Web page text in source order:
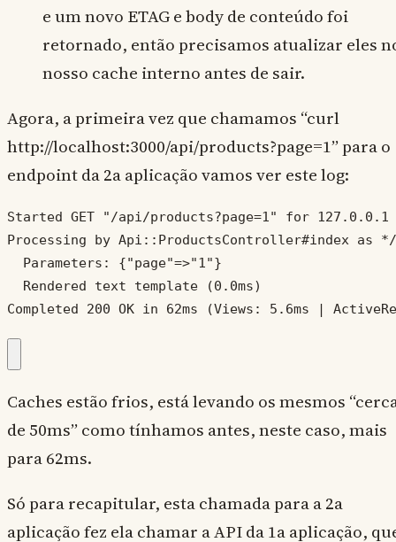
e um novo ETAG e body de conteúdo foi
retornado, então precisamos atualizar eles
nosso cache interno antes de sair.
Agora, a primeira vez que chamamos “curl
http://localhost:3000/api/products?page=1” para o
endpoint da 2a aplicação vamos ver este log:
Started GET "/api/products?page=1" for 127.0.0.1
Processing by Api::ProductsController#index as
  Parameters: {"page"=>"1"}
  Rendered text template (0.0ms)
Completed 200 OK in 62ms (Views: 5.6ms |
Caches estão frios, está levando os mesmos
de 50ms” como tínhamos antes, neste caso, mais
para 62ms.
Só para recapitular, esta chamada para a 2a
aplicação fez ela chamar a API da 1a aplicação,